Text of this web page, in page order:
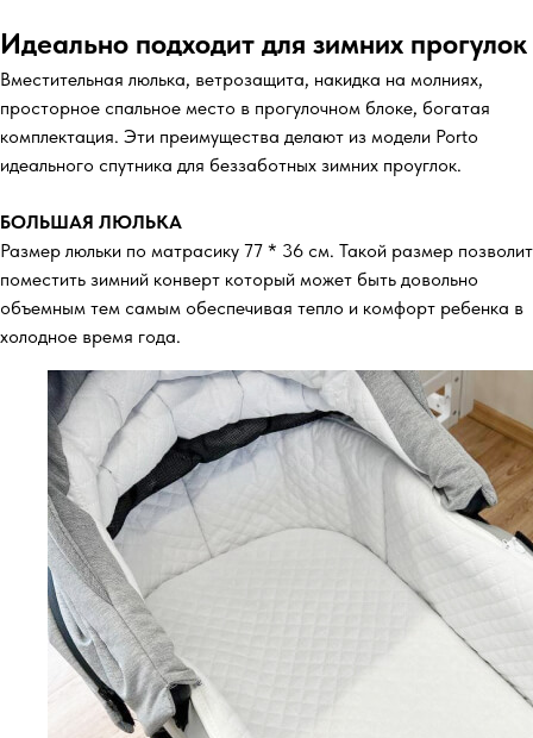
Идеально подходит для зимних прогулок
Вместительная люлька, ветрозащита, накидка на молниях,
просторное спальное место в прогулочном блоке, богатая
комплектация. Эти преимущества делают из модели Porto
идеального спутника для беззаботных зимних проуглок.
БОЛЬШАЯ ЛЮЛЬКА
Размер люльки по матрасику 77 * 36 см. Такой размер позволит
поместить зимний конверт который может быть довольно
объемным тем самым обеспечивая тепло и комфорт ребенка в
холодное время года.